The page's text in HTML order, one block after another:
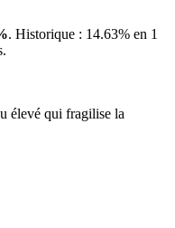
. Historique : 14.63% en 1
élevé qui fragilise la